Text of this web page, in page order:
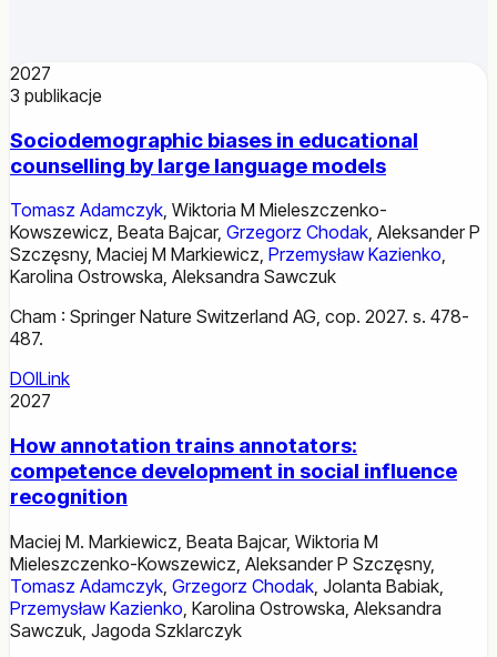
2027
3 publikacje
Sociodemographic biases in educational
counselling by large language models
Tomasz Adamczyk, Wiktoria M Mieleszczenko-
Kowszewicz, Beata Bajcar, Grzegorz Chodak, Aleksander P
Szczęsny, Maciej M Markiewicz, Przemysław Kazienko,
Karolina Ostrowska, Aleksandra Sawczuk
Cham : Springer Nature Switzerland AG, cop. 2027. s. 478-
487.
DOILink
2027
How annotation trains annotators:
competence development in social influence
recognition
Maciej M. Markiewicz Beata Bajcar, Wiktoria M
Mieleszczenko-Kowszewicz Aleksander P Szczęsny,
Tomasz Adamczyk Grzegorz Chodak Jolanta Babiak
Przemysław Kazienko Karolina Ostrowska Aleksandra
Sawczuk Jagoda Szklarczyk